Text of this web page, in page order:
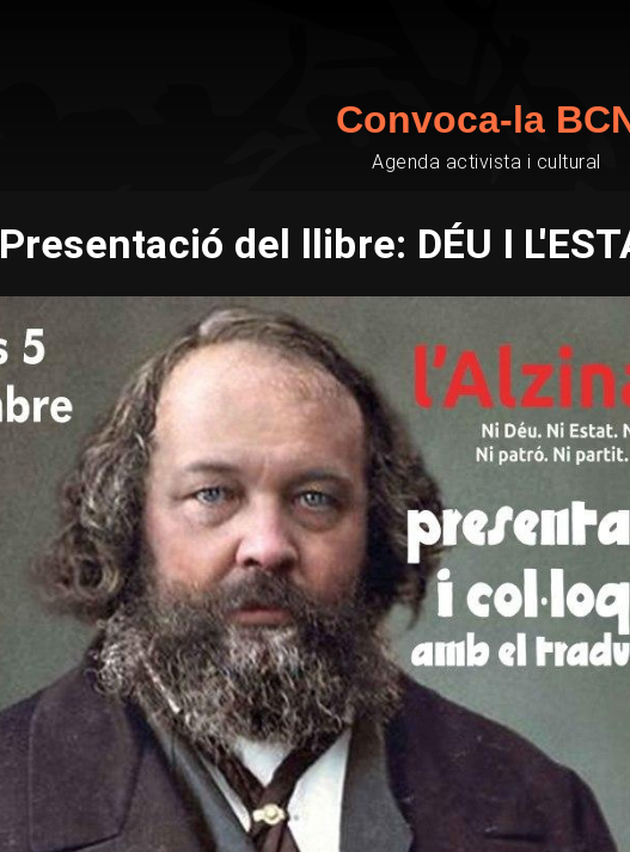
Convoca-la
Agenda activista i cultural
Presentació del llibre: DÉU I